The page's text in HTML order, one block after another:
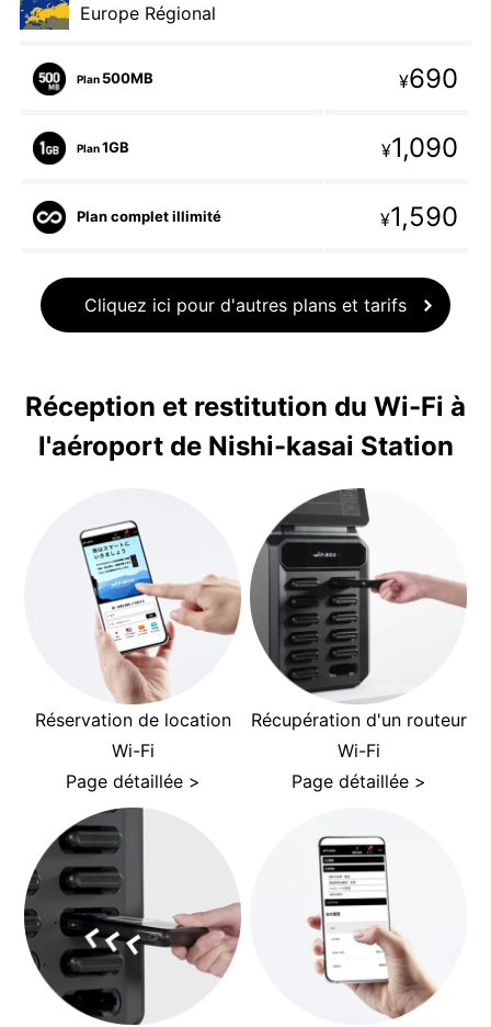
Europe Régional
Plan 500MB ¥690
Plan1GB ¥1,090
Plan complet illimité ¥1,590
Cliquez ici pour d'autres plans et tarifs
Réception et restitution du Wi-Fi à
l'aéroport de Nishi-kasai Station
Réservation de location
Wi-Fi
Page détaillée >
Récupération d'un routeur
Wi-Fi
Page détaillée >